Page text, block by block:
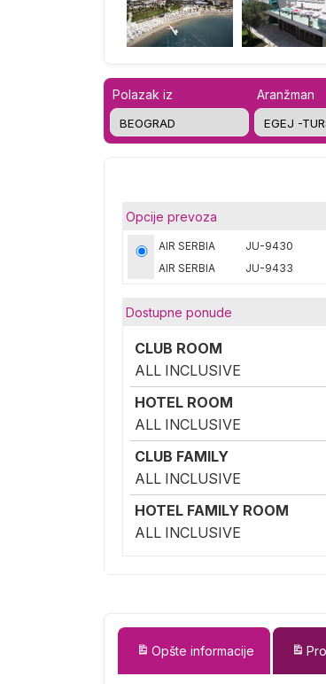
Polazak iz Aranžman
Opcije prevoza
AIR SERBIA JU-9430
AIR SERBIA
JU-9433
Dostupne ponude
CLUB ROOM
ALL INCLUSIVE
HOTEL ROOM
ALL INCLUSIVE
CLUB FAMILY
ALL INCLUSIVE
HOTEL FAMILY ROOM
ALL INCLUSIVE
Opšte informacije